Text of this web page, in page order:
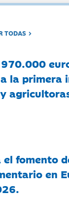
TODAS
la primera
el fomento
en